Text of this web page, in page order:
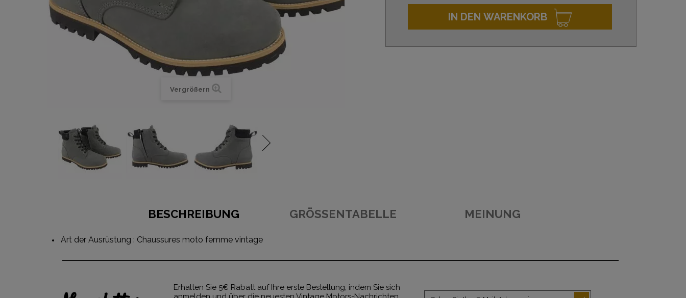
Vergrößern
IN DEN WARENKORB
BESCHREIBUNG GRÖSSENTABELLE MEINUNG
Art der Ausrüstung : Chaussures moto femme vintage
Erhalten Sie 5€ Rabatt auf Ihre erste Bestellung, indem Sie sich